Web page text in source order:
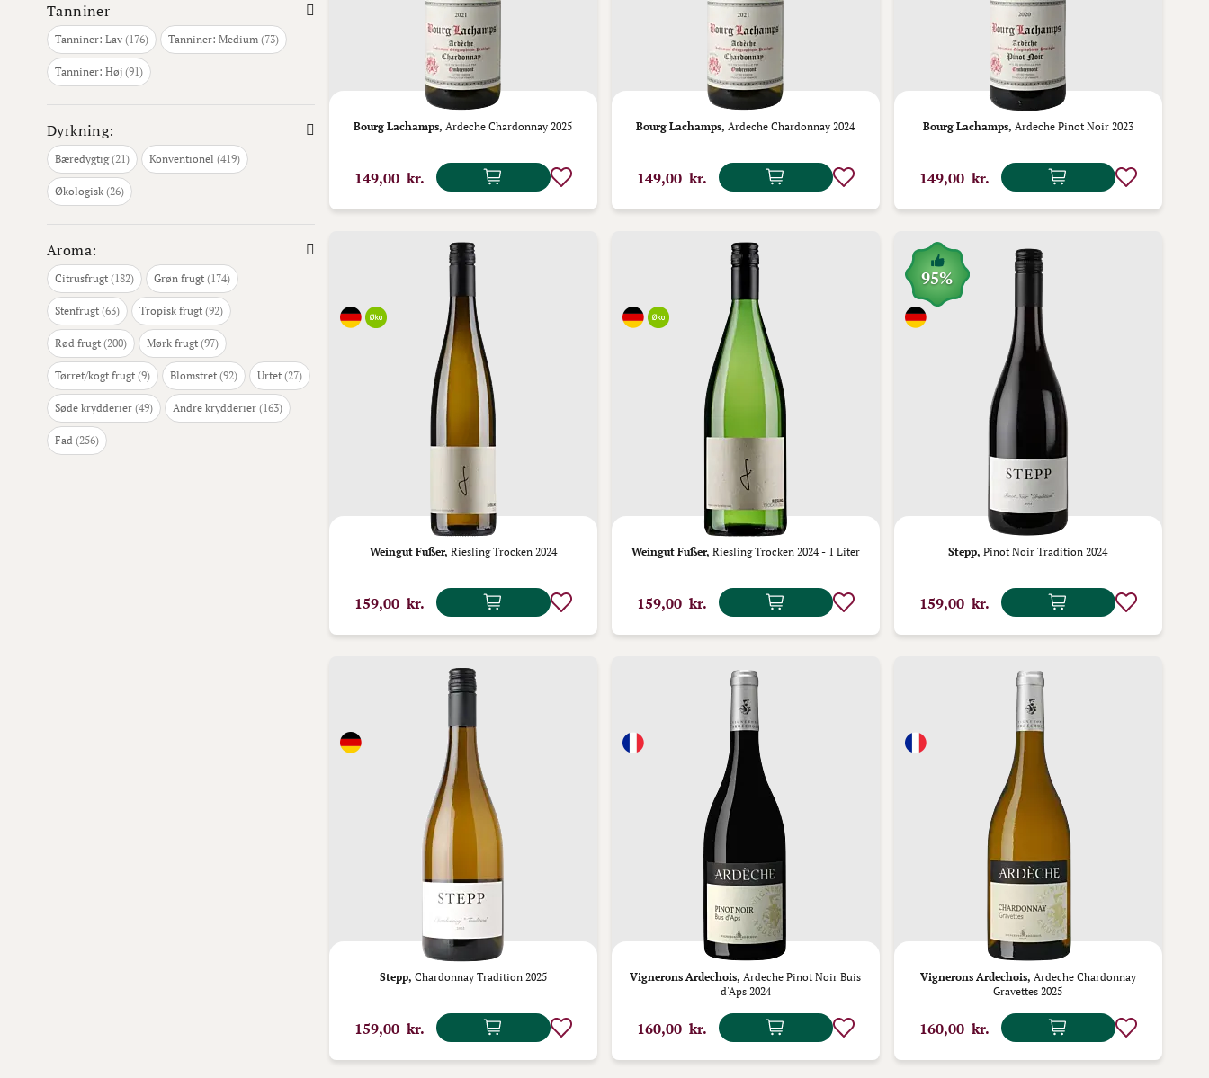
Tanniner
Tanniner: Lav 176
varer Tanniner: Medium 73
varer
Tanniner: Høj 91
varer
Dyrkning:
Bæredygtig 21
varer Konventionel 419
varer
Økologisk 26
varer
Aroma:
Citrusfrugt 182
varer Grøn frugt 174
varer
Stenfrugt 63
varer Tropisk frugt 92
varer
Rød frugt 200
varer Mørk frugt 97
varer
Tørret/kogt frugt 9
varer Blomstret 92
varer Urtet 27
varer
Søde krydderier 49
varer Andre krydderier 163
varer
Fad 256
varer
Bourg Lachamps, Ardeche Chardonnay 2025
149,00 kr.
Bourg Lachamps, Ardeche Chardonnay 2024
149,00 kr.
Bourg Lachamps, Ardeche Pinot Noir 2023
149,00 kr.
Weingut Fußer, Riesling Trocken 2024
159,00 kr.
Weingut Fußer, Riesling Trocken 2024 - 1 Liter
159,00 kr.
95%
Stepp, Pinot Noir Tradition 2024
159,00 kr.
Stepp, Chardonnay Tradition 2025
159,00 kr.
Vignerons Ardechois, Ardeche Pinot Noir Buis
d'Aps 2024
160,00 kr.
Vignerons Ardechois, Ardeche Chardonnay
Gravettes 2025
160,00 kr.